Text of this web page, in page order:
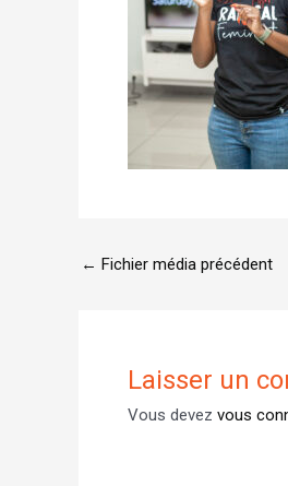
← Fichier média précédent
Laisser un
Vous devez vous